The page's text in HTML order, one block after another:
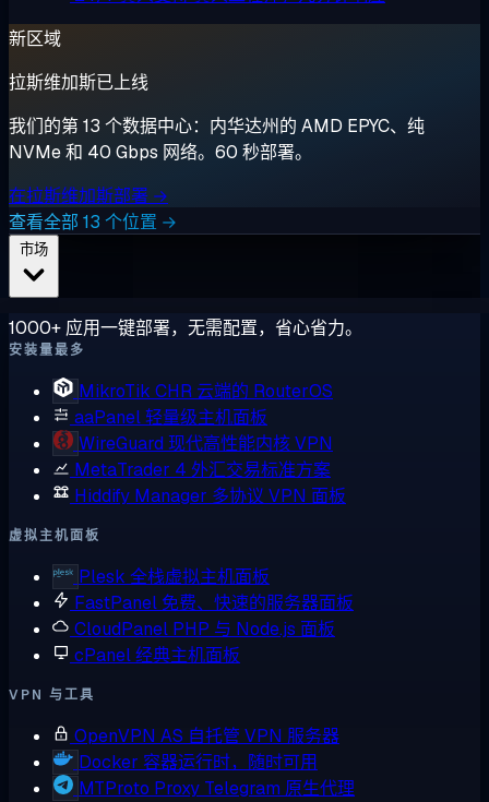
新区域
拉斯维加斯已上线
我们的第 13 个数据中心：内华达州的 AMD EPYC、纯
NVMe 和 40 Gbps 网络。60 秒部署。
在拉斯维加斯部署 →
查看全部 13 个位置 →
1000+ 应用一键部署，无需配置，省心省力。
安装量最多
MikroTik CHR 云端的 RouterOS
aaPanel轻量级主机面板
WireGuard 现代高性能内核 VPN
MetaTrader 4 外汇交易标准方案
Hiddify Manager 多协议 VPN 面板
虚拟主机面板
Plesk 全栈虚拟主机面板
FastPanel 免费、快速的服务器面板
CloudPanel PHP 与 Node.js 面板
cPanel经典主机面板
VPN 与工具
OpenVPN AS 自托管 VPN 服务器
Docker 容器运行时，随时可用
MTProto Proxy Telegram 原生代理